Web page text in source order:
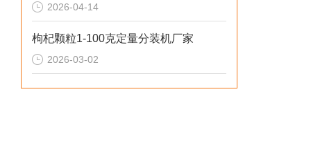
2026-04-14
枸杞颗粒1-100克定量分装机厂家
2026-03-02